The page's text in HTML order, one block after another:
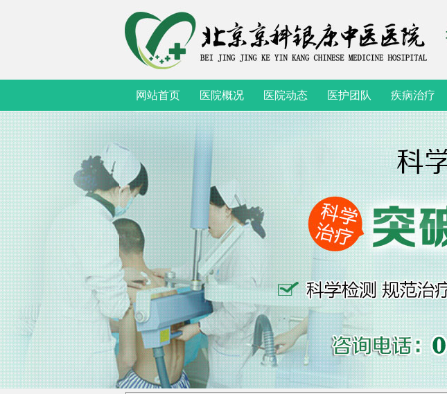
网站首页 医院概况 医院动态 医护团队 疾病治疗